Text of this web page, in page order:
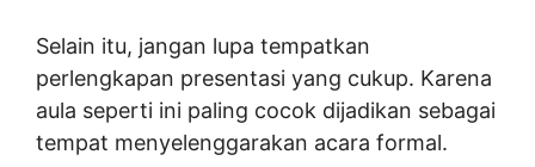
Selain itu, jangan lupa tempatkan
perlengkapan presentasi yang cukup. Karena
aula seperti ini paling cocok dijadikan sebagai
tempat menyelenggarakan acara formal.